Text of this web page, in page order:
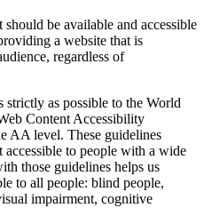
be available and accessible
a website that is
regardless of
as possible to the World
Content Accessibility
AA level. These guidelines
to people with a wide
those guidelines helps us
to all people: blind people,
impairment, cognitive